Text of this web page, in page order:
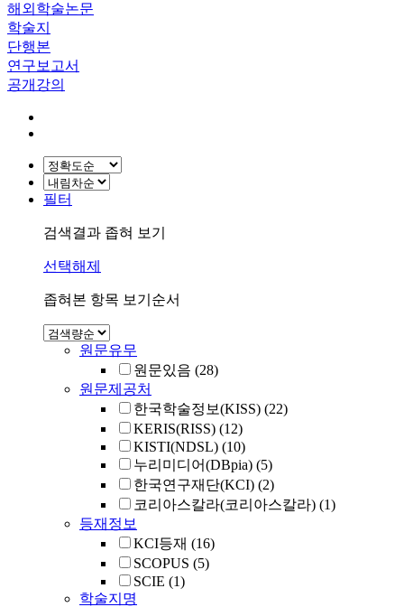
해외학술논문
학술지
단행본
연구보고서
공개강의
필터
검색결과 좁혀 보기
선택해제
좁혀본 항목 보기순서
원문유무
원문있음 (28)
원문제공처
한국학술정보(KISS) (22)
KERIS(RISS) (12)
KISTI(NDSL) (10)
누리미디어(DBpia) (5)
한국연구재단(KCI) (2)
코리아스칼라(코리아스칼라) (1)
등재정보
KCI등재 (16)
SCOPUS (5)
SCIE (1)
학술지명